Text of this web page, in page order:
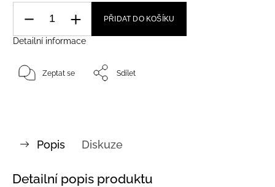
PŘIDAT DO KOŠÍKU
Detailní informace
Zeptat se Sdílet
Popis Diskuze
Detailní popis produktu